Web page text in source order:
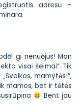
adresu –
gi nenuėjus! Man
visai šeimai”. Tik
mamytės!”,
mamos, bet ir tėtės
Bent jau